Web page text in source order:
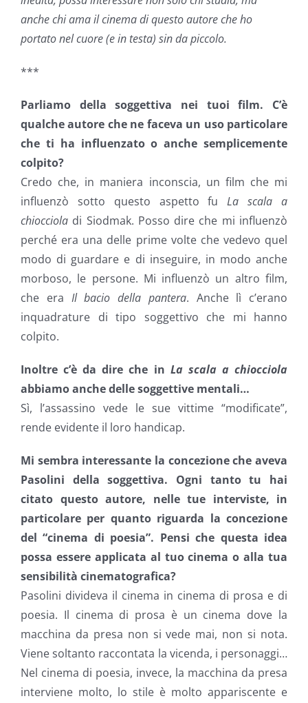
anche chi ama il cinema di questo autore che ho
portato nel cuore (e in testa) sin da piccolo.
***
Parliamo della soggettiva nei tuoi film. C’è
qualche autore che ne faceva un uso particolare
che ti ha influenzato o anche semplicemente
colpito?
Credo che, in maniera inconscia, un film che mi
influenzò sotto questo aspetto fuLa scala a
chiocciola di Siodmak. Posso dire che mi influenzò
perché era una delle prime volte che vedevo quel
modo di guardare e di inseguire, in modo anche
morboso, le persone. Mi influenzò un altro film,
che era Il bacio della pantera. Anche lì c’erano
inquadrature di tipo soggettivo che mi hanno
colpito.
Inoltre c’è da dire che in La scala a chiocciola
abbiamo anche delle soggettive mentali…
Sì, l’assassino vede le sue vittime “modificate”,
rende evidente il loro handicap.
Mi sembra interessante la concezione che aveva
Pasolini della soggettiva. Ogni tanto tu hai
citato questo autore, nelle tue interviste, in
particolare per quanto riguarda la concezione
del “cinema di poesia”. Pensi che questa idea
possa essere applicata al tuo cinema o alla tua
sensibilità cinematografica?
Pasolini divideva il cinema in cinema di prosa e di
poesia. Il cinema di prosa è un cinema dove la
macchina da presa non si vede mai, non si nota.
Viene soltanto raccontata la vicenda, i personaggi…
Nel cinema di poesia, invece, la macchina da presa
interviene molto, lo stile è molto appariscente e